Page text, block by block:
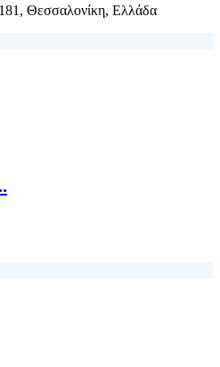
Θεσσαλονίκη, Ελλάδα